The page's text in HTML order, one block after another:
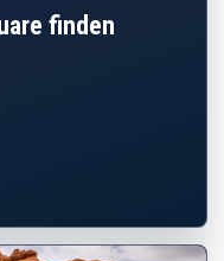
finden